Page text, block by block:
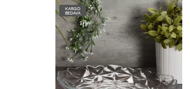
KARGO
BEDAVA